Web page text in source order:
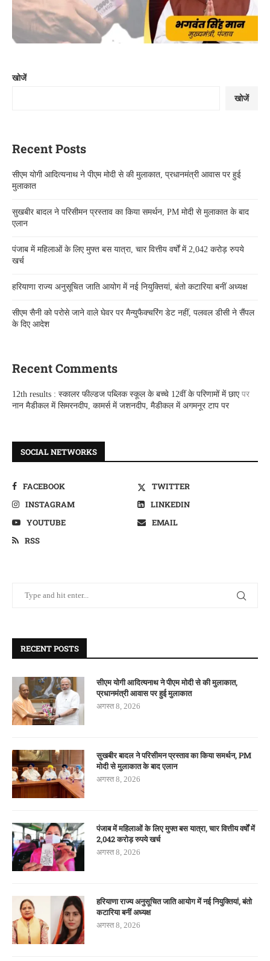
खोजें
खोजें
Recent Posts
सीएम योगी आदित्यनाथ ने पीएम मोदी से की मुलाकात, प्रधानमंत्री आवास पर हुई
मुलाकात
सुखबीर बादल ने परिसीमन प्रस्ताव का किया समर्थन, PM मोदी से मुलाकात के बाद
एलान
पंजाब में महिलाओं के लिए मुफ्त बस यात्रा, चार वित्तीय वर्षों में 2,042 करोड़ रुपये
खर्च
हरियाणा राज्य अनुसूचित जाति आयोग में नई नियुक्तियां, बंतो कटारिया बनीं अध्यक्ष
सीएम सैनी को परोसे जाने वाले घेवर पर मैन्युफैक्चरिंग डेट नहीं, पलवल डीसी ने सैंपल
के दिए आदेश
Recent Comments
12th results : स्कालर फील्डज पब्लिक स्कूल के बच्चे 12वीं के परिणामों में छाएपर
नान मैडीकल में सिमरनदीप, कामर्स में जशनदीप, मैडीकल में अगमनूर टाप पर
SOCIAL NETWORKS
FACEBOOK
TWITTER
INSTAGRAM
LINKEDIN
YOUTUBE
EMAIL
RSS
RECENT POSTS
सीएम योगी आदित्यनाथ ने पीएम मोदी से की मुलाकात,
प्रधानमंत्री आवास पर हुई मुलाकात
अगस्त 8, 2026
सुखबीर बादल ने परिसीमन प्रस्ताव का किया समर्थन, PM
मोदी से मुलाकात के बाद एलान
अगस्त 8, 2026
पंजाब में महिलाओं के लिए मुफ्त बस यात्रा, चार वित्तीय वर्षों में
2,042 करोड़ रुपये खर्च
अगस्त 8, 2026
हरियाणा राज्य अनुसूचित जाति आयोग में नई नियुक्तियां, बंतो
कटारिया बनीं अध्यक्ष
अगस्त 8, 2026